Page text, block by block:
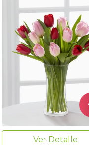
Ver Detalle